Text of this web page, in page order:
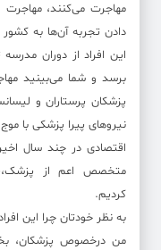
مهاجرت می‌کنند،
دادن تجربه آن‌ها به
برسد و شما می‌بینید
پزشکان پرستاران و
نیروهای پیرا پزشکی با
متخصص اعم از
کردیم.
به‌ نظر خودتان چرا این
من درخصوص پزشکان،